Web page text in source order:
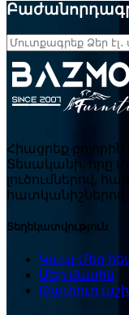
Հիացրեք
Տեսականի, որը
լուծումներով,
հատկանիշներով.
Տեղեկատվություն
Կապ Մեզ
Մեր մասին
Թափուր